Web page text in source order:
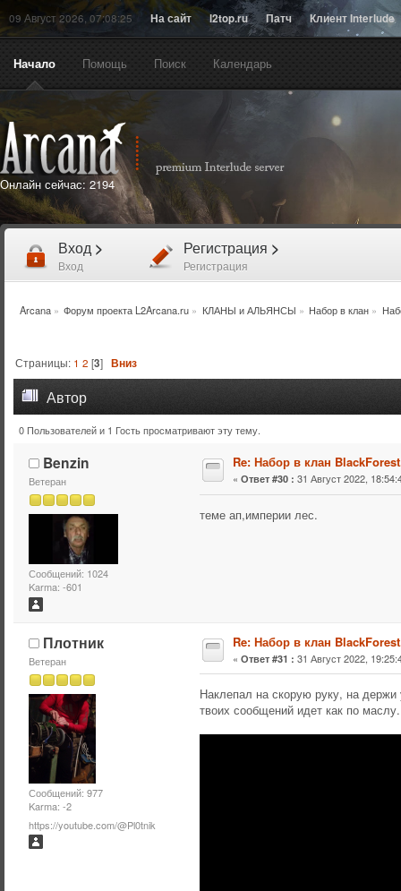
09 Август 2026, 07:08:25 На сайт l2top.ru Патч Клиент Interlude
Начало Помощь Поиск Календарь
Онлайн сейчас: 2194
Вход >
Вход
Регистрация >
Регистрация
Arcana» Форум проекта L2Arcana.ru » КЛАНЫ и АЛЬЯНСЫ » Набор в клан »
Страницы: 1 2 [3]Вниз
Автор
Тема: Набор в клан BlackForest. (Прочитано 53832 раз)
0 Пользователей и 1 Гость просматривают эту тему.
Benzin
Ветеран
Сообщений: 1024
Karma: -601
Re: Набор в клан
« Ответ #30 : 31 Август 2022,
теме ап,империи лес.
Плотник
Ветеран
Сообщений: 977
Karma: -2
https://youtube.com/@Pl0tnik
Re: Набор в клан
« Ответ #31 : 31 Август 2022,
Наклепал на скорую руку, на
твоих сообщений идет как по